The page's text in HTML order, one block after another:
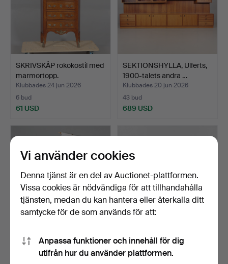
SKRIVSKÅP rokokostil med
marmortopp.
Klubbades 24 jun 2026
6 bud
61 USD
SEKTIONSHYLLA, Ulferts,
1900-talets andra …
Klubbades 20 jun 2026
43 bud
689 USD
VÄGGHYLLA /PÅSHYLLA,
Norrgavel.
Klubbades 20 jun 2026
SIDEBOARD teak 1900-
Klubbades 15 jun 2026
Vi använder cookies
Denna tjänst är en del av Auctionet-plattformen.
Vissa cookies är nödvändiga för att tillhandahålla
tjänsten, medan du kan hantera eller återkalla ditt
samtycke för de som används för att:
Anpassa funktioner och innehåll för dig
utifrån hur du använder plattformen.